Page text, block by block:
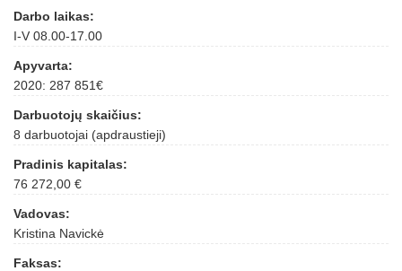
Darbo laikas:
I-V 08.00-17.00
Apyvarta:
2020: 287 851€
Darbuotojų skaičius:
8 darbuotojai (apdraustieji)
Pradinis kapitalas:
76 272,00 €
Vadovas:
Kristina Navickė
Faksas: